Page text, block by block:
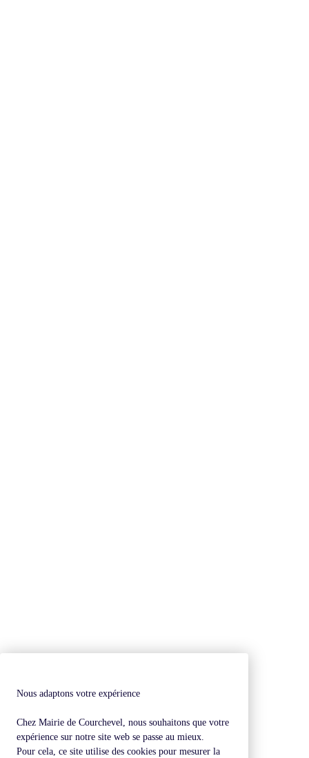
Nous adaptons votre expérience
Chez Mairie de Courchevel, nous souhaitons que votre
expérience sur notre site web se passe au mieux.
Pour cela, ce site utilise des cookies pour mesurer la